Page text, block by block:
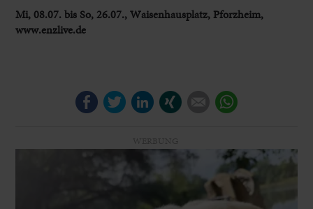
Mi, 08.07. bis So, 26.07., Waisenhausplatz, Pforzheim,
www.enzlive.de
FacebookTwitterLinkedIn E-mail